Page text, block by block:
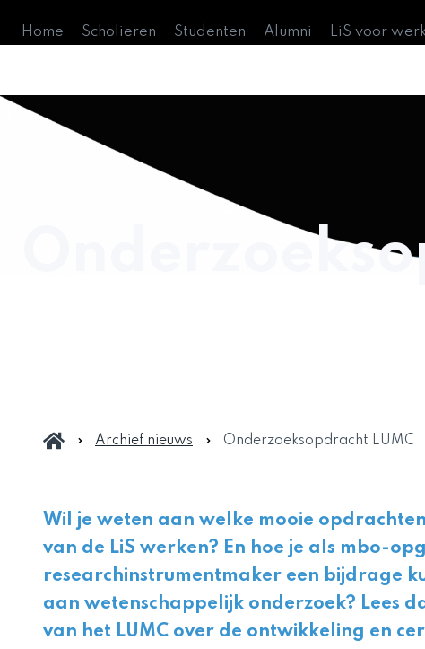
Home Scholieren Studenten Alumni LiS voor
Archief nieuws Onderzoeksopdracht LUMC
Wil je weten aan welke mooie
van de LiS werken? En hoe je als mbo-
researchinstrumentmaker een bijdrage
aan wetenschappelijk onderzoek? Lees
van het LUMC over de ontwikkeling en